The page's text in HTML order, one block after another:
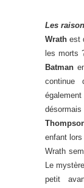
Les
Wrath est
les morts
Batman
continue
enfant
Wrath
Le
petit